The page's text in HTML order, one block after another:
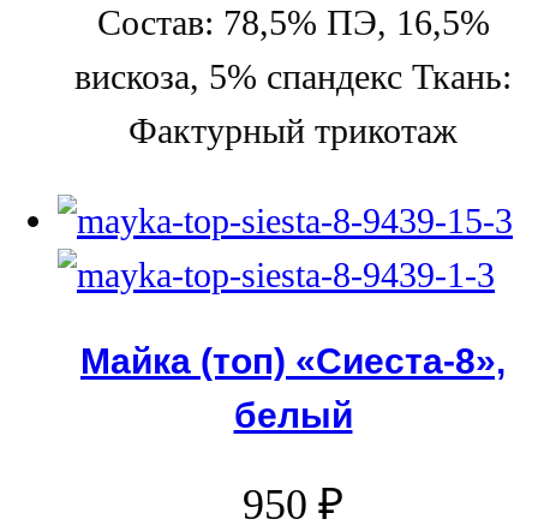
Состав: 78,5% ПЭ, 16,5%
вискоза, 5% спандекс Ткань:
Фактурный трикотаж
Майка (топ) «Сиеста-8»,
белый
950 ₽